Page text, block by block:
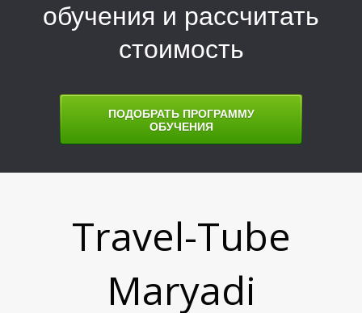
К
К
обучения и рассчитать
стоимость
ПОДОБРАТЬ ПРОГРАММУ
ОБУЧЕНИЯ
Travel-Tube
Maryadi